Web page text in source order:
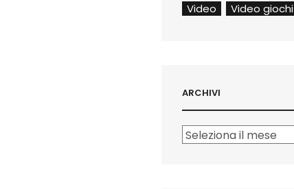
Video
Video giochi
ARCHIVI
Archivi